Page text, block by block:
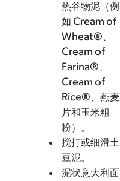
热谷物泥（例
如 Cream of
Wheat®、
Cream of
Farina®、
Cream of
Rice®、燕麦
片和玉米粗
粉）。
搅打或细滑土
豆泥。
泥状意大利面